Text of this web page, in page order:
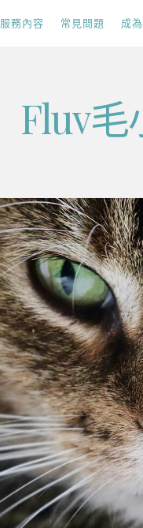
服務內容 常見問題 成
Fluv毛